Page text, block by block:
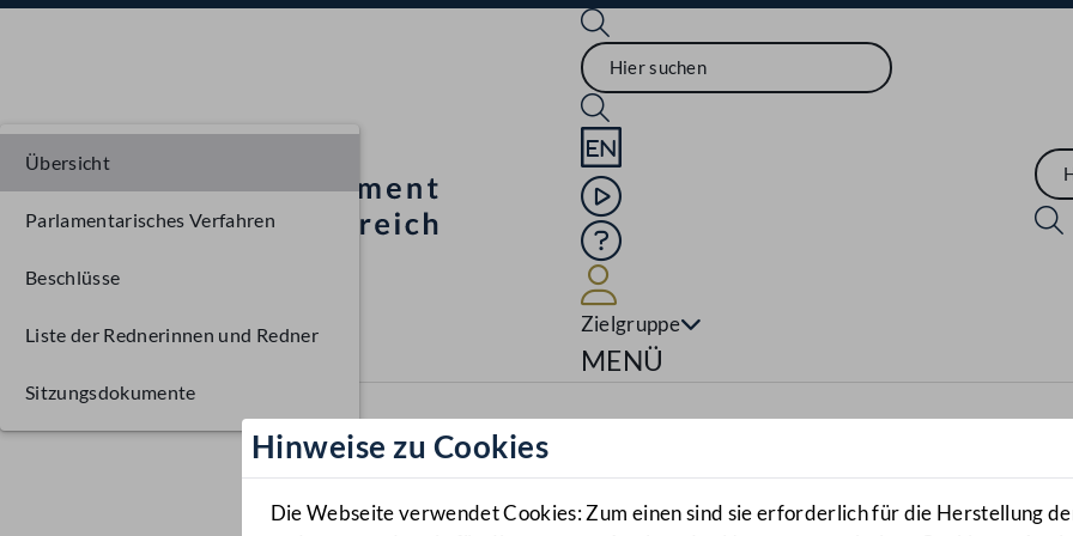
Sprache English
Mediathek
Hilfe
Zielgruppe
Navigationsmenü öffnen
MENÜ
Hinweise zu Cookies
Die Webseite verwendet Cookies: Zum einen sind sie erforderlich für die Herstellung
Übersicht
Parlamentarisches Verfahren
Beschlüsse
Liste der Rednerinnen und Redner
Sitzungsdokumente